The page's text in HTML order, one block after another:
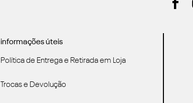
informações úteis
Política de Entrega e Retirada em Loja
Trocas e Devolução